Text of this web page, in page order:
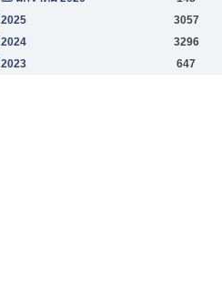
2025
3057
2024
3296
2023
647